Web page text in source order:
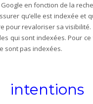
en fonction de la
qu’elle est indexée et
pour revaloriser sa visibilité.
qui sont indexées. Pour
sont pas indexées.